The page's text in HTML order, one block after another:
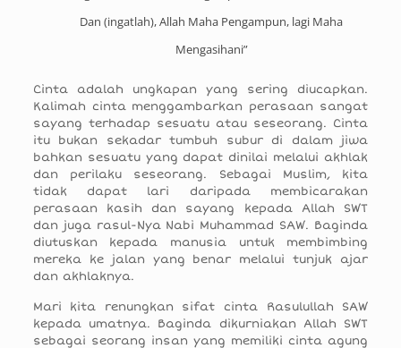
Dan (ingatlah), Allah Maha Pengampun, lagi Maha
Mengasihani”
Cinta adalah ungkapan yang sering diucapkan.
Kalimah cinta menggambarkan perasaan sangat
sayang terhadap sesuatu atau seseorang. Cinta
itu bukan sekadar tumbuh subur di dalam jiwa
bahkan sesuatu yang dapat dinilai melalui akhlak
dan perilaku seseorang. Sebagai Muslim, kita
tidak dapat lari daripada membicarakan
perasaan kasih dan sayang kepada Allah SWT
dan juga rasul-Nya Nabi Muhammad SAW. Baginda
diutuskan kepada manusia untuk membimbing
mereka ke jalan yang benar melalui tunjuk ajar
dan akhlaknya.
Mari kita renungkan sifat cinta Rasulullah SAW
kepada umatnya. Baginda dikurniakan Allah SWT
sebagai seorang insan yang memiliki cinta agung